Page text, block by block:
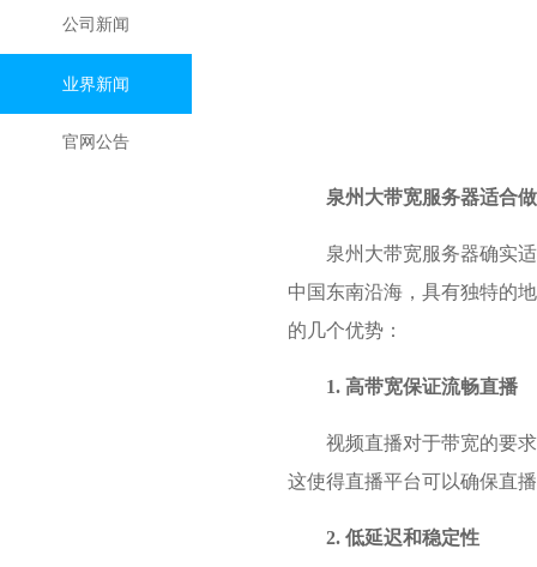
公司新闻
业界新闻
官网公告
泉州大带宽服务器适合
泉州大带宽服务器确实
中国东南沿海，具有独特的
的几个优势：
1. 高带宽保证流畅直播
视频直播对于带宽的要
这使得直播平台可以确保直
2. 低延迟和稳定性